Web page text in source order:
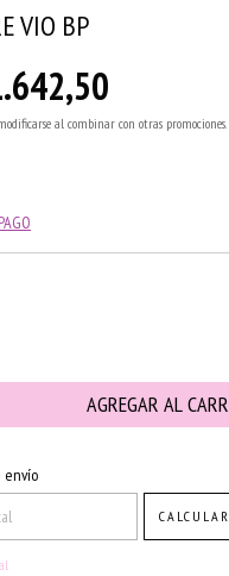
VIO BP
al combinar con otras promociones.
envío
CALCULAR